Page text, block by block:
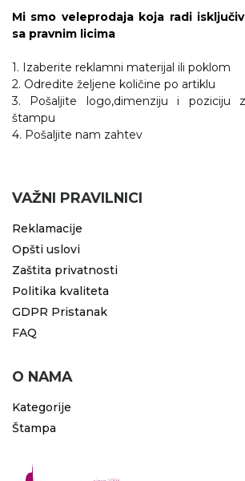
Mi smo veleprodaja koja radi
sa pravnim licima
1. Izaberite reklamni materijal ili poklom
2. Odredite željene količine po artiklu
3. Pošaljite logo,dimenziju i poziciju
štampu
4. Pošaljite nam zahtev
VAŽNI PRAVILNICI
Reklamacije
Opšti uslovi
Zaštita privatnosti
Politika kvaliteta
GDPR Pristanak
FAQ
O NAMA
Kategorije
Štampa